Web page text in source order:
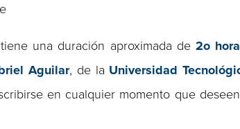
una duración aproximada de2o
Aguilar, de la Universidad
en cualquier momento que